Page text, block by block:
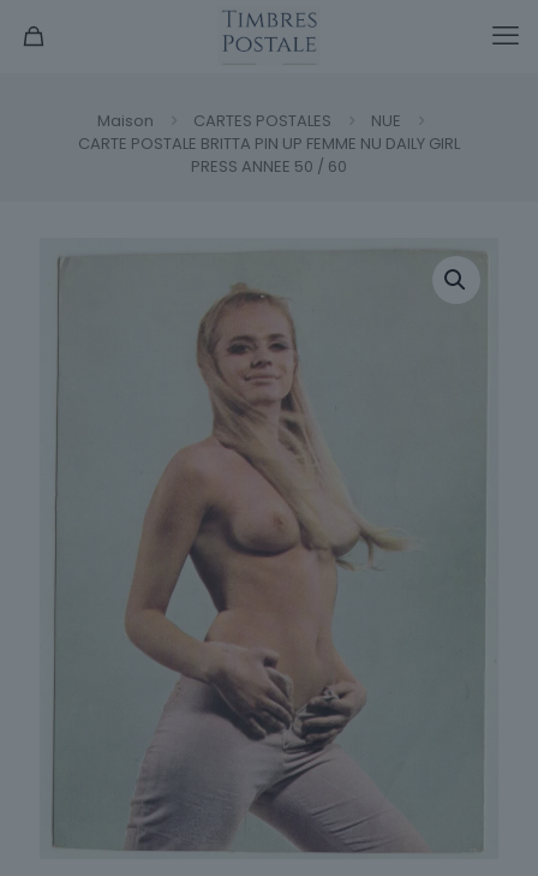
Maison CARTES POSTALES
NUE
CARTE POSTALE BRITTA PIN UP FEMME NU DAILY GIRL
PRESS ANNEE 50 / 60